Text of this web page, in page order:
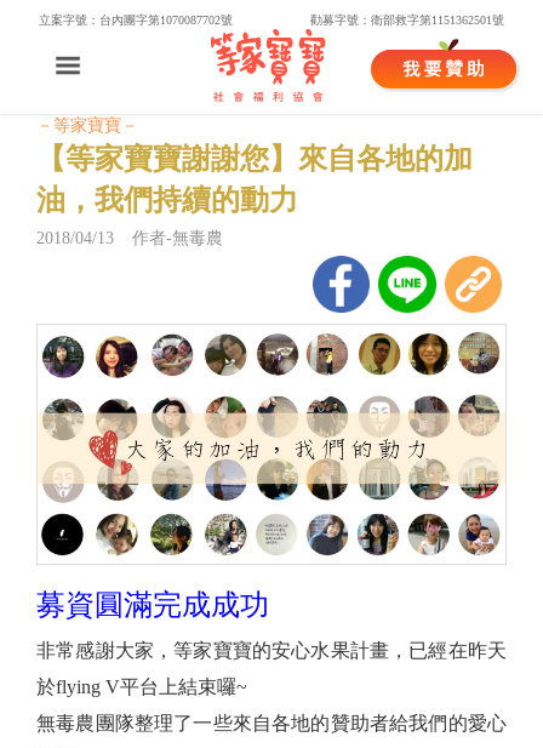
立案字號：台內團字第1070087702號 勸募字號：衛部救字第1151362501號
－等家寶寶－
【等家寶寶謝謝您】來自各地的加
油，我們持續的動力
2018/04/13 作者-無毒農
募資圓滿完成成功
非常感謝大家，等家寶寶的安心水果計畫，已經在昨天
於flying V平台上結束囉~
無毒農團隊整理了一些來自各地的贊助者給我們的愛心